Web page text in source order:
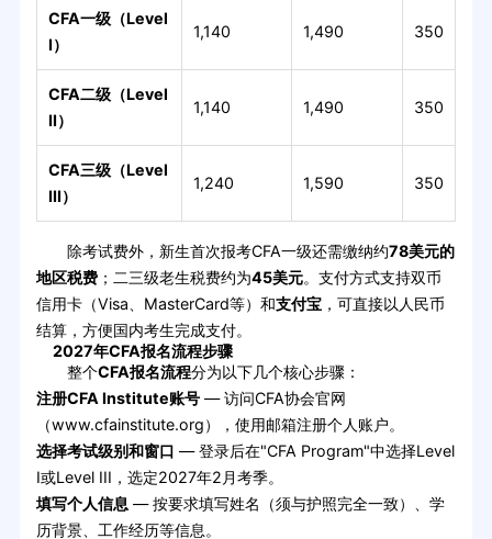
CFA一级（Level
I）
1,140 1,490 350
CFA二级（Level
II）
1,140 1,490 350
CFA三级（Level
III）
1,240 1,590 350
除考试费外，新生首次报考CFA一级还需缴纳约78美元的
地区税费；二三级老生税费约为45美元。支付方式支持双币
信用卡（Visa、MasterCard等）和支付宝，可直接以人民币
结算，方便国内考生完成支付。
2027年CFA报名流程步骤
整个CFA报名流程分为以下几个核心步骤：
注册CFA Institute账号— 访问CFA协会官网
（www.cfainstitute.org），使用邮箱注册个人账户。
选择考试级别和窗口 — 登录后在"CFA Program"中选择Level
I或Level III，选定2027年2月考季。
填写个人信息 — 按要求填写姓名（须与护照完全一致）、学
历背景、工作经历等信息。